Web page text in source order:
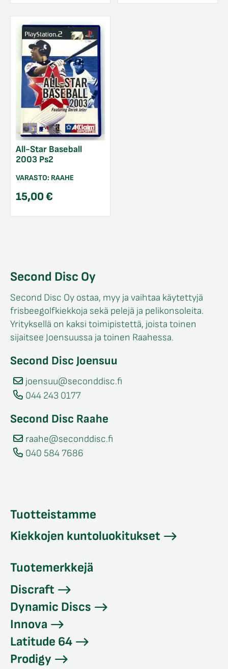
All-Star Baseball
2003 Ps2
VARASTO: RAAHE
15,00€
Second Disc Oy
Second Disc Oy ostaa, myy ja vaihtaa käytettyjä
frisbeegolfkiekkoja sekä pelejä ja pelikonsoleita.
Yrityksellä on kaksi toimipistettä, joista toinen
sijaitsee Joensuussa ja toinen Raahessa.
Second Disc Joensuu
joensuu@seconddisc.fi
044 243 0177
Second Disc Raahe
raahe@seconddisc.fi
040 584 7686
Tuotteistamme
Kiekkojen kuntoluokitukset
Tuotemerkkejä
Discraft
Dynamic Discs
Innova
Latitude 64
Prodigy